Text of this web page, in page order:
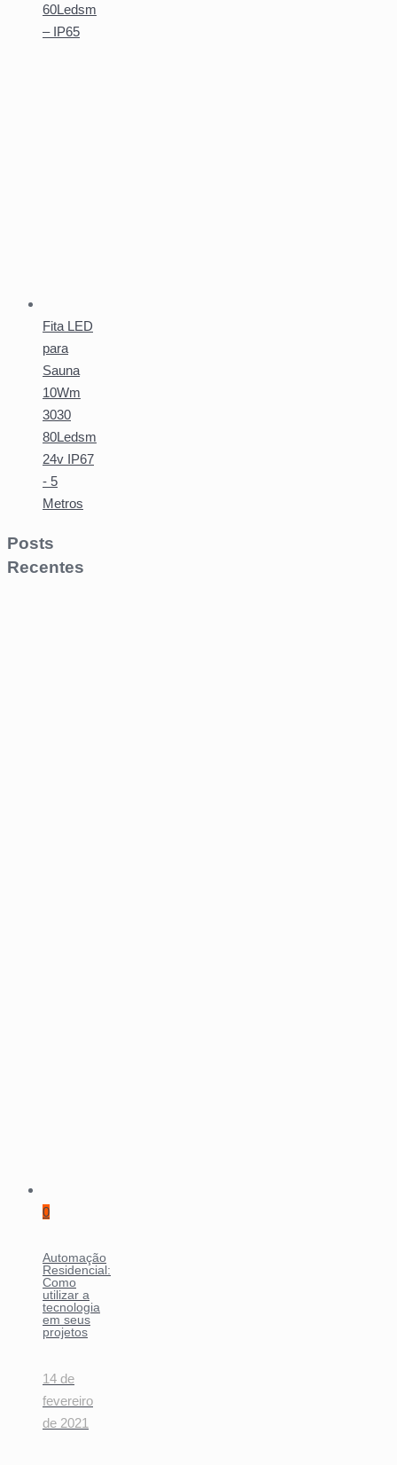
60Ledsm
– IP65
Fita LED
para
Sauna
10Wm
3030
80Ledsm
24v IP67
- 5
Metros
Posts
Recentes
0
Automação
Residencial:
Como
utilizar a
tecnologia
em seus
projetos
14 de
fevereiro
de 2021